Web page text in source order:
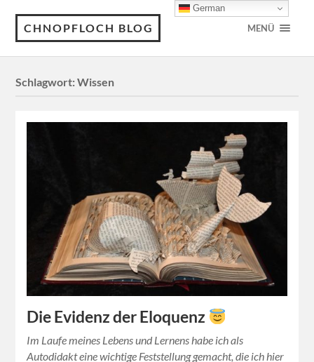
CHNOPFLOCH BLOG MENÜ
Schlagwort:Wissen
Die Evidenz der Eloquenz
Im Laufe meines Lebens und Lernens habe ich als
Autodidakt eine wichtige Feststellung gemacht, die ich hier
German